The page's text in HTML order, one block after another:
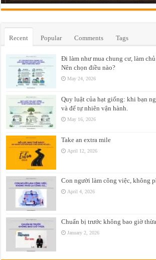
Recent Popular Comments Tags
Đi làm như mua chung cư, làm chủ
Nên chọn điều nào?
May 24, 2026
Quy luật của hạt giống: khi bạn
và để tự nhiên vận hành.
May 16, 2026
Take an extra mile
April 12, 2026
Con người làm công việc, không
April 4, 2026
Chuẩn bị trước không bao giờ thừa
January 2, 2026